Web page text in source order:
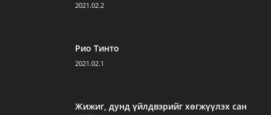
2021.02.2
Рио Тинто
2021.02.1
Жижиг, дунд үйлдвэрийг хөгжүүлэх сан